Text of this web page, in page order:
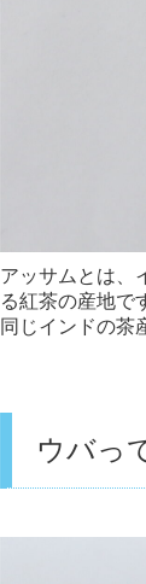
アッサムとは、
る紅茶の産地で
同じインドの茶
ウバっ